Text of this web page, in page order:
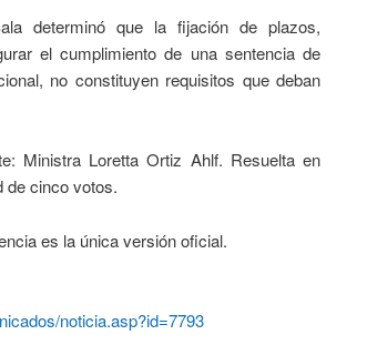
determinó que la fijación de plazos,
el cumplimiento de una sentencia de
no constituyen requisitos que deban
Ministra Loretta Ortiz Ahlf. Resuelta en
de cinco votos.
es la única versión oficial.
noticia.asp?id=7793